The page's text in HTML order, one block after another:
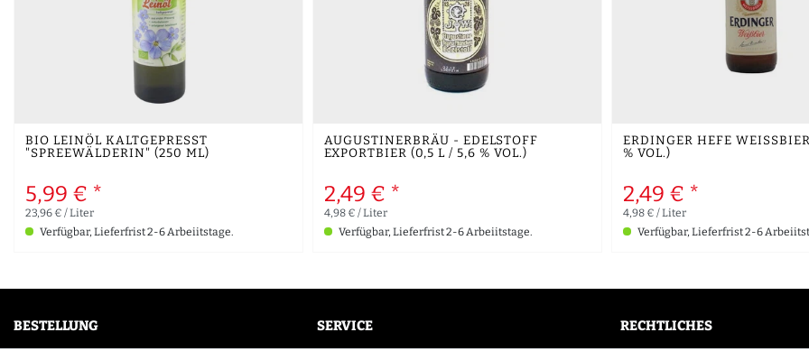
BIO LEINÖL KALTGEPRESST
"SPREEWÄLDERIN" (250 ML)
5,99 € *
23,96 € / Liter
Verfügbar, Lieferfrist 2-6 Arbeiitstage.
AUGUSTINERBRÄU - EDELSTOFF
EXPORTBIER (0,5 L / 5,6 % VOL.)
2,49 € *
4,98 € / Liter
Verfügbar, Lieferfrist 2-6 Arbeiitstage.
ERDINGER HEFE WEISSBIER
VOL.)
2,49 € *
4,98 € / Liter
Verfügbar, Lieferfrist 2-6
BESTELLUNG SERVICE RECHTLICHES